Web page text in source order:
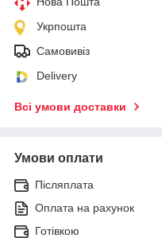
Укрпошта
Самовивіз
Delivery
Всі умови доставки
Умови оплати
Післяплата
Оплата на рахунок
Готівкою